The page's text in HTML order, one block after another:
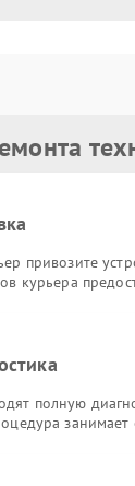
привозите
курьера
полную